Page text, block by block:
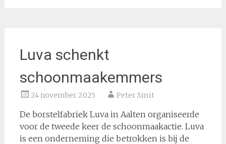
Luva schenkt
schoonmaakemmers
24 november 2025 Peter Smit
De borstelfabriek Luva in Aalten organiseerde
voor de tweede keer de schoonmaakactie. Luva
is een onderneming die betrokken is bij de